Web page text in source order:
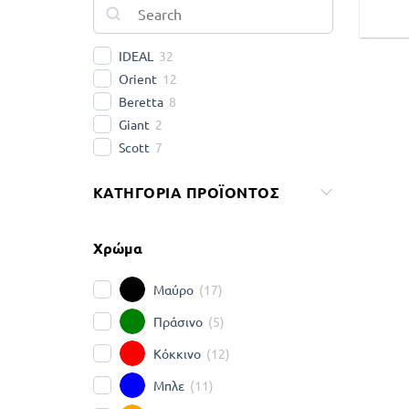
IDEAL
32
Orient 12
Beretta 8
Giant 2
Scott 7
ΚΑΤΗΓΟΡΊΑ ΠΡΟΪΌΝΤΟΣ
Χρώμα
Μαύρο (17)
Πράσινο (5)
Κόκκινο (12)
Μπλε (11)